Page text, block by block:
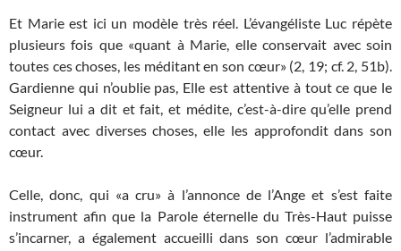
Et Marie est ici un modèle très réel. L’évangéliste Luc répète
plusieurs fois que «quant à Marie, elle conservait avec soin
toutes ces choses, les méditant en son cœur» (2, 19; cf. 2, 51b).
Gardienne qui n’oublie pas, Elle est attentive à tout ce que le
Seigneur lui a dit et fait, et médite, c’est-à-dire qu’elle prend
contact avec diverses choses, elle les approfondit dans son
cœur.
Celle, donc, qui «a cru» à l’annonce de l’Ange et s’est faite
instrument afin que la Parole éternelle du Très-Haut puisse
s’incarner, a également accueilli dans son cœur l’admirable